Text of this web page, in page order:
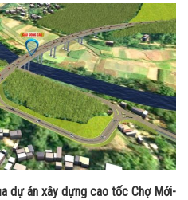
dự án xây dựng cao tốc Chợ Mới-